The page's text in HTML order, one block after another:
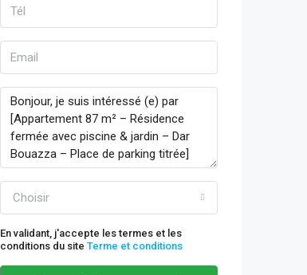
Choisir
En validant, j'accepte les termes et les
conditions du site Terme et conditions